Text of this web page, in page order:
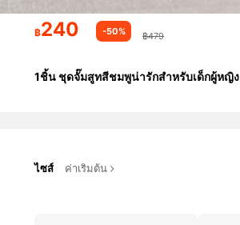
฿240 -50% ฿479
1ชิ้น ชุดจั๊มสูทสีชมพูน่ารักสำหรับเด็กผู้หญิ
ไซส์ ค่าเริ่มต้น